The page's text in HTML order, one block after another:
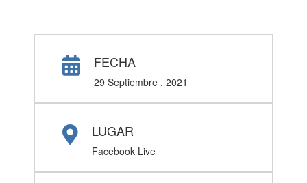
FECHA
29 Septiembre , 2021
LUGAR
Facebook Live